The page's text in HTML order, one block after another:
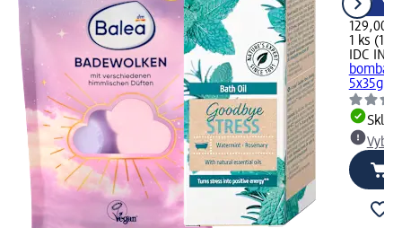
129,00
1 ks
IDC
bomba
5x35g,